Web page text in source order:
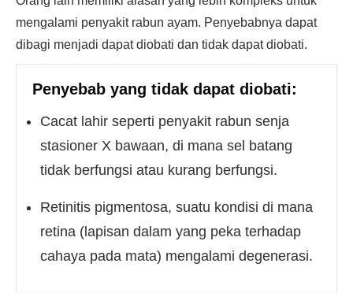
mengalami penyakit rabun ayam. Penyebabnya dapat
dibagi menjadi dapat diobati dan tidak dapat diobati.
Penyebab yang tidak dapat diobati:
Cacat lahir seperti penyakit rabun senja
stasioner X bawaan, di mana sel batang
tidak berfungsi atau kurang berfungsi.
Retinitis pigmentosa, suatu kondisi di mana
retina (lapisan dalam yang peka terhadap
cahaya pada mata) mengalami degenerasi.